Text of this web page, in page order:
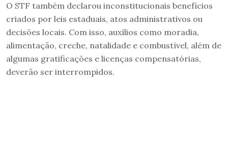
O STF também declarou inconstitucionais benefícios
criados por leis estaduais, atos administrativos ou
decisões locais. Com isso, auxílios como moradia,
alimentação, creche, natalidade e combustível, além de
algumas gratificações e licenças compensatórias,
deverão ser interrompidos.